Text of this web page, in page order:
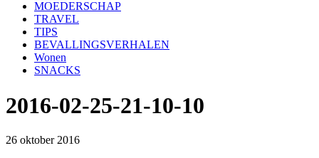
MOEDERSCHAP
TRAVEL
TIPS
BEVALLINGSVERHALEN
Wonen
SNACKS
2016-02-25-21-10-10
26 oktober 2016